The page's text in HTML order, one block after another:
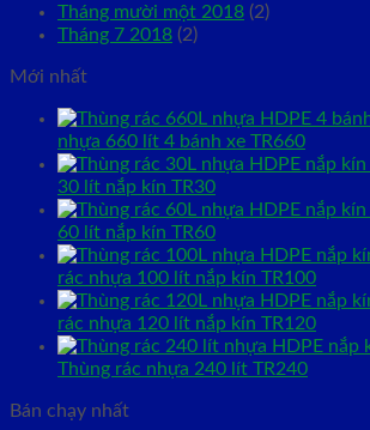
Tháng mười một 2018 (2)
Tháng 7 2018 (2)
Mới nhất
nhựa 660 lít 4 bánh xe TR660
30 lít nắp kín TR30
60 lít nắp kín TR60
rác nhựa 100 lít nắp kín TR100
rác nhựa 120 lít nắp kín TR120
Thùng rác nhựa 240 lít TR240
Bán chạy nhất